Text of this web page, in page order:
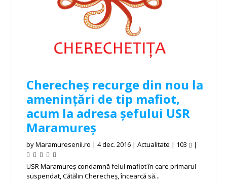
Cherecheș recurge din nou la
amenințări de tip mafiot,
acum la adresa șefului USR
Maramureș
byMaramuresenii.ro |4 dec. 2016 |Actualitate | 103 |
USR Maramureş condamnă felul mafiot în care primarul
suspendat, Cătălin Cherecheş, încearcă să...